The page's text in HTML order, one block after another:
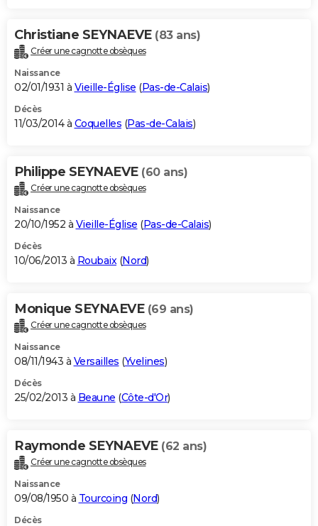
Christiane SEYNAEVE (83 ans)
Créer une cagnotte obsèques
Naissance
02/01/1931 à Vieille-Église (Pas-de-Calais)
Décès
11/03/2014 à Coquelles (Pas-de-Calais)
Philippe SEYNAEVE (60 ans)
Créer une cagnotte obsèques
Naissance
20/10/1952 à Vieille-Église (Pas-de-Calais)
Décès
10/06/2013 à Roubaix(Nord)
Monique SEYNAEVE (69 ans)
Créer une cagnotte obsèques
Naissance
08/11/1943 à Versailles (Yvelines)
Décès
25/02/2013 à Beaune (Côte-d'Or)
Raymonde SEYNAEVE (62 ans)
Créer une cagnotte obsèques
Naissance
09/08/1950 à Tourcoing (Nord)
Décès